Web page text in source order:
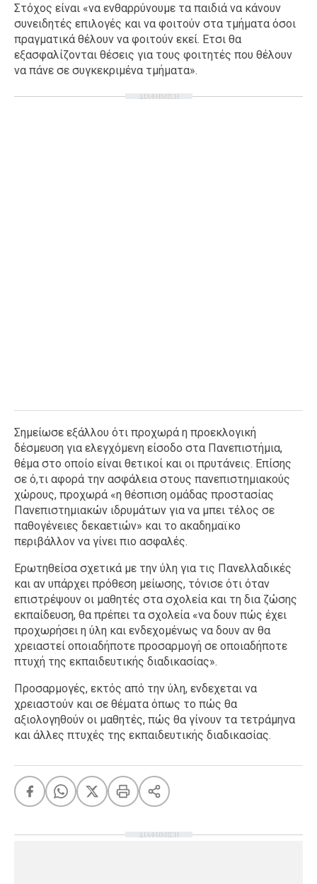
Στόχος είναι «να ενθαρρύνουμε τα παιδιά να κάνουν
συνειδητές επιλογές και να φοιτούν στα τμήματα όσοι
πραγματικά θέλουν να φοιτούν εκεί. Ετσι θα
εξασφαλίζονται θέσεις για τους φοιτητές που θέλουν
να πάνε σε συγκεκριμένα τμήματα».
ΔΙΑΦΗΜΙΣΗ
Σημείωσε εξάλλου ότι προχωρά η προεκλογική
δέσμευση για ελεγχόμενη είσοδο στα Πανεπιστήμια,
θέμα στο οποίο είναι θετικοί και οι πρυτάνεις. Επίσης
σε ό,τι αφορά την ασφάλεια στους πανεπιστημιακούς
χώρους, προχωρά «η θέσπιση ομάδας προστασίας
Πανεπιστημιακών ιδρυμάτων για να μπει τέλος σε
παθογένειες δεκαετιών» και το ακαδημαϊκο
περιβάλλον να γίνει πιο ασφαλές.
Ερωτηθείσα σχετικά με την ύλη για τις Πανελλαδικές
και αν υπάρχει πρόθεση μείωσης, τόνισε ότι όταν
επιστρέψουν οι μαθητές στα σχολεία και τη δια ζώσης
εκπαίδευση, θα πρέπει τα σχολεία «να δουν πώς έχει
προχωρήσει η ύλη και ενδεχομένως να δουν αν θα
χρειαστεί οποιαδήποτε προσαρμογή σε οποιαδήποτε
πτυχή της εκπαιδευτικής διαδικασίας».
Προσαρμογές, εκτός από την ύλη, ενδεχεται να
χρειαστούν και σε θέματα όπως το πώς θα
αξιολογηθούν οι μαθητές, πώς θα γίνουν τα τετράμηνα
και άλλες πτυχές της εκπαιδευτικής διαδικασίας.
ΔΙΑΦΗΜΙΣΗ